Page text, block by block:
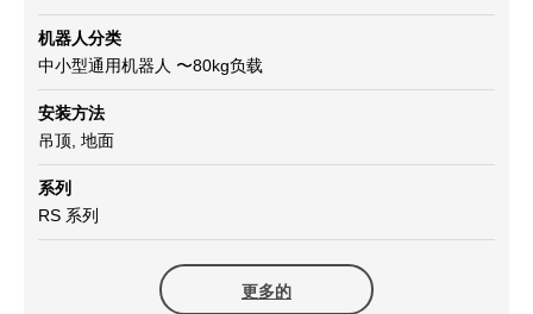
机器人分类
中小型通用机器人 〜80kg负载
安装方法
吊顶, 地面
系列
RS 系列
更多的